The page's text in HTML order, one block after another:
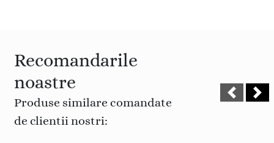
Recomandarile
noastre
Produse similare comandate
de clientii nostri: